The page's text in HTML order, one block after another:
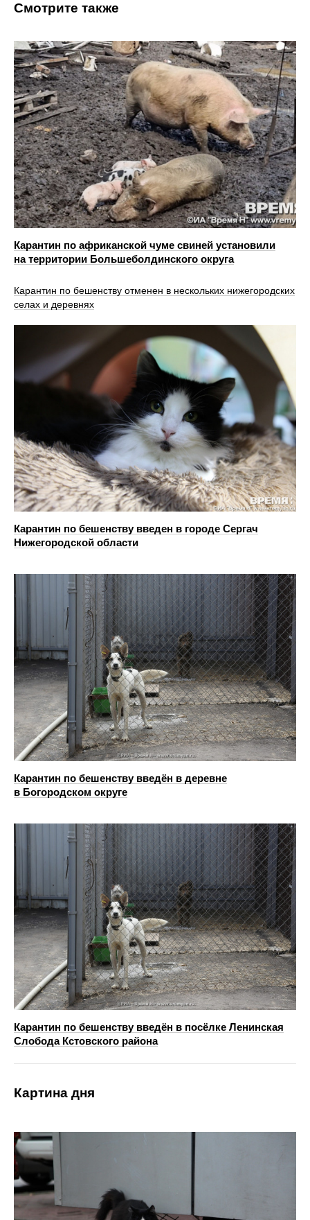
Смотрите также
Карантин по африканской чуме свиней установили
на территории Большеболдинского округа
Карантин по бешенству отменен в нескольких нижегородских
селах и деревнях
Карантин по бешенству введен в городе Сергач
Нижегородской области
Карантин по бешенству введён в деревне
в Богородском округе
Карантин по бешенству введён в посёлке Ленинская
Слобода Кстовского района
Картина дня